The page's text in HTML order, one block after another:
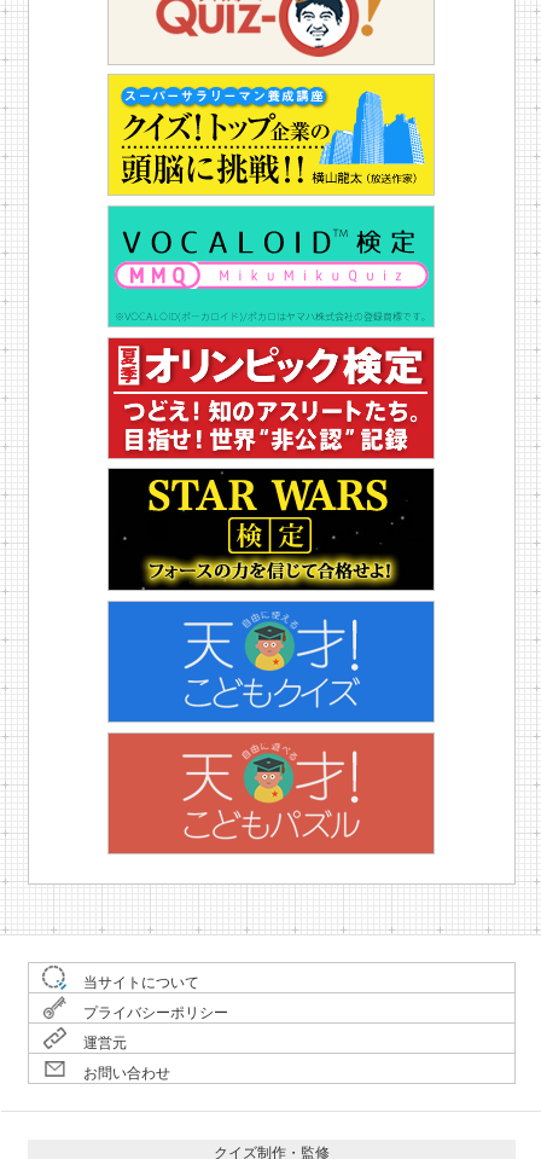
当サイトについて
プライバシーポリシー
運営元
お問い合わせ
クイズ制作・監修